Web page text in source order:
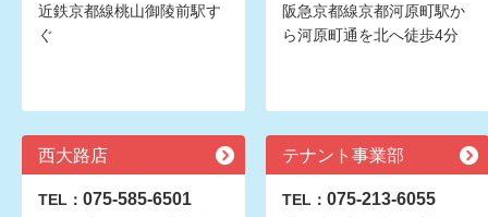
近鉄京都線桃山御陵前駅す
ぐ
阪急京都線京都河原町駅か
ら河原町通を北へ徒歩4分
西大路店
TEL： 075-585-6501
テナント事業部
TEL： 075-213-6055